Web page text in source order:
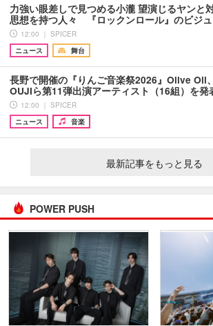
力強い眼差しで見つめる小瀧 望演じるヤンと
思想を持つ人々 『ロックンロール』のビジ
12:00 ｜ SPICER
ニュース
舞台
長野で開催の『りんご音楽祭2026』Olive Oil
OUJIら第11弾出演アーティスト（16組）を発
12:00 ｜ SPICER
ニュース
音楽
最新記事をもっと見る
POWER PUSH